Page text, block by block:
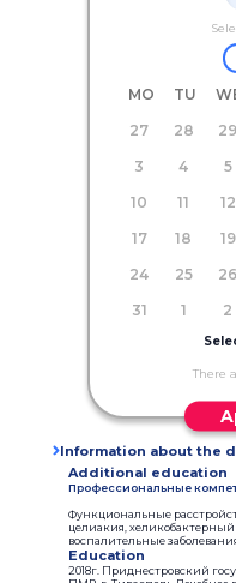
MO TU
27
28 29
3
4 5
10
11 12
17
18 19
24
25 26
31
1 2
There
Information about the
Additional education
Профессиональные
Функциональные
целиакия,
воспалительные
Education
2018г. Приднестровский